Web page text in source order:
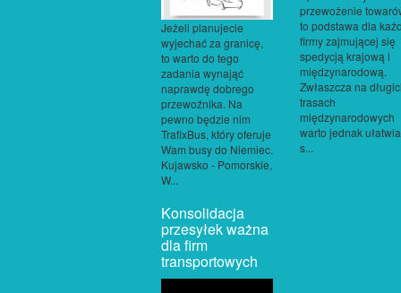
Jeżeli planujecie
wyjechać za granicę,
to warto do tego
zadania wynająć
naprawdę dobrego
przewoźnika. Na
pewno będzie nim
TrafixBus, który oferuje
Wam busy do Niemiec.
Kujawsko - Pomorskie,
W...
przewożenie
to podstawa dla
firmy zajmującej się
spedycją krajową i
międzynarodową.
Zwłaszcza na
trasach
międzynarodowych
warto jednak
s...
Konsolidacja
przesyłek ważna
dla firm
transportowych